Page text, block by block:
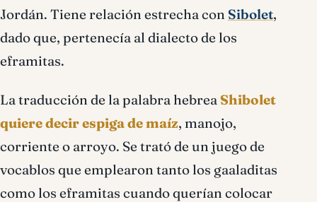
Jordán. Tiene relación estrecha con Sibolet,
dado que, pertenecía al dialecto de los
eframitas.
La traducción de la palabra hebreaShibolet
quiere decir espiga de maíz, manojo,
corriente o arroyo. Se trató de un juego de
vocablos que emplearon tanto los gaaladitas
como los eframitas cuando querían colocar